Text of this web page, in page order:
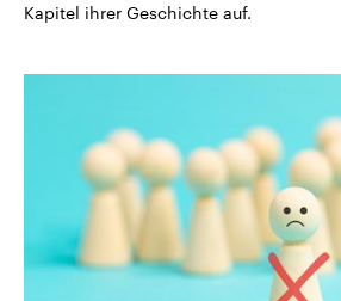
Kapitel ihrer Geschichte auf.